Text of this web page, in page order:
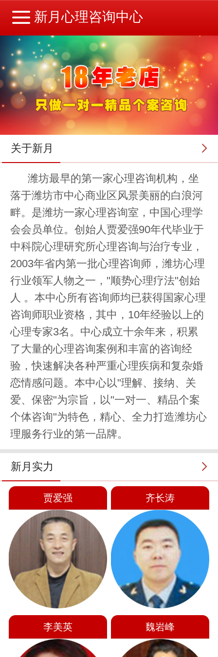
新月心理咨询中心
关于新月
潍坊最早的第一家心理咨询机构，坐
落于潍坊市中心商业区风景美丽的白浪河
畔。是潍坊一家心理咨询室，中国心理学
会会员单位。创始人贾爱强90年代毕业于
中科院心理研究所心理咨询与治疗专业，
2003年省内第一批心理咨询师，潍坊心理
行业领军人物之一，"顺势心理疗法"创始
人 。本中心所有咨询师均已获得国家心理
咨询师职业资格，其中，10年经验以上的
心理专家3名。中心成立十余年来，积累
了大量的心理咨询案例和丰富的咨询经
验，快速解决各种严重心理疾病和复杂婚
恋情感问题。本中心以"理解、接纳、关
爱、保密"为宗旨，以"一对一、精品个案
个体咨询"为特色，精心、全力打造潍坊心
理服务行业的第一品牌。
新月实力
贾爱强 齐长涛
李美英 魏岩峰